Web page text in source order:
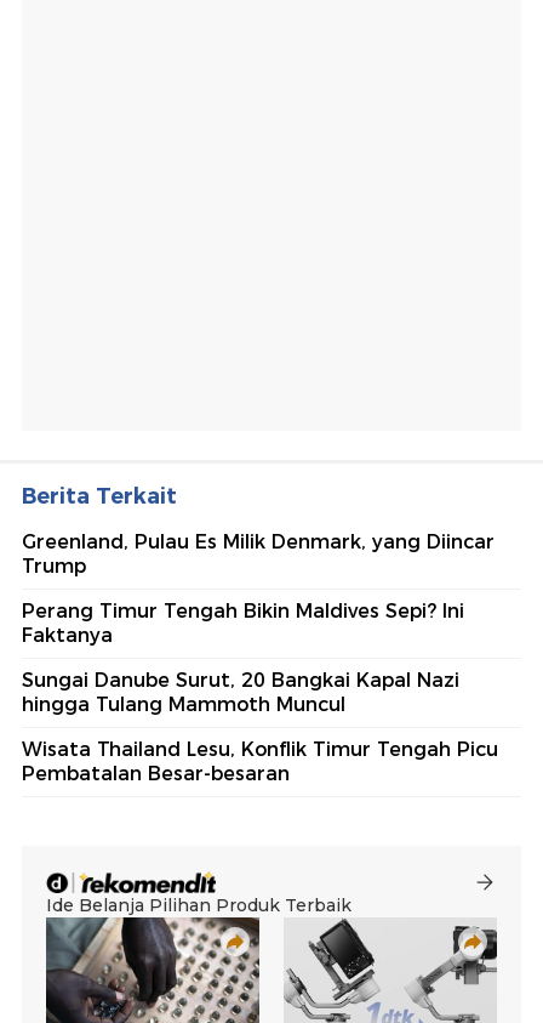
Berita Terkait
Greenland, Pulau Es Milik Denmark, yang Diincar
Trump
Perang Timur Tengah Bikin Maldives Sepi? Ini
Faktanya
Sungai Danube Surut, 20 Bangkai Kapal Nazi
hingga Tulang Mammoth Muncul
Wisata Thailand Lesu, Konflik Timur Tengah Picu
Pembatalan Besar-besaran